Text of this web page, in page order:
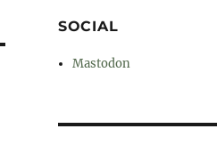
SOCIAL
Mastodon